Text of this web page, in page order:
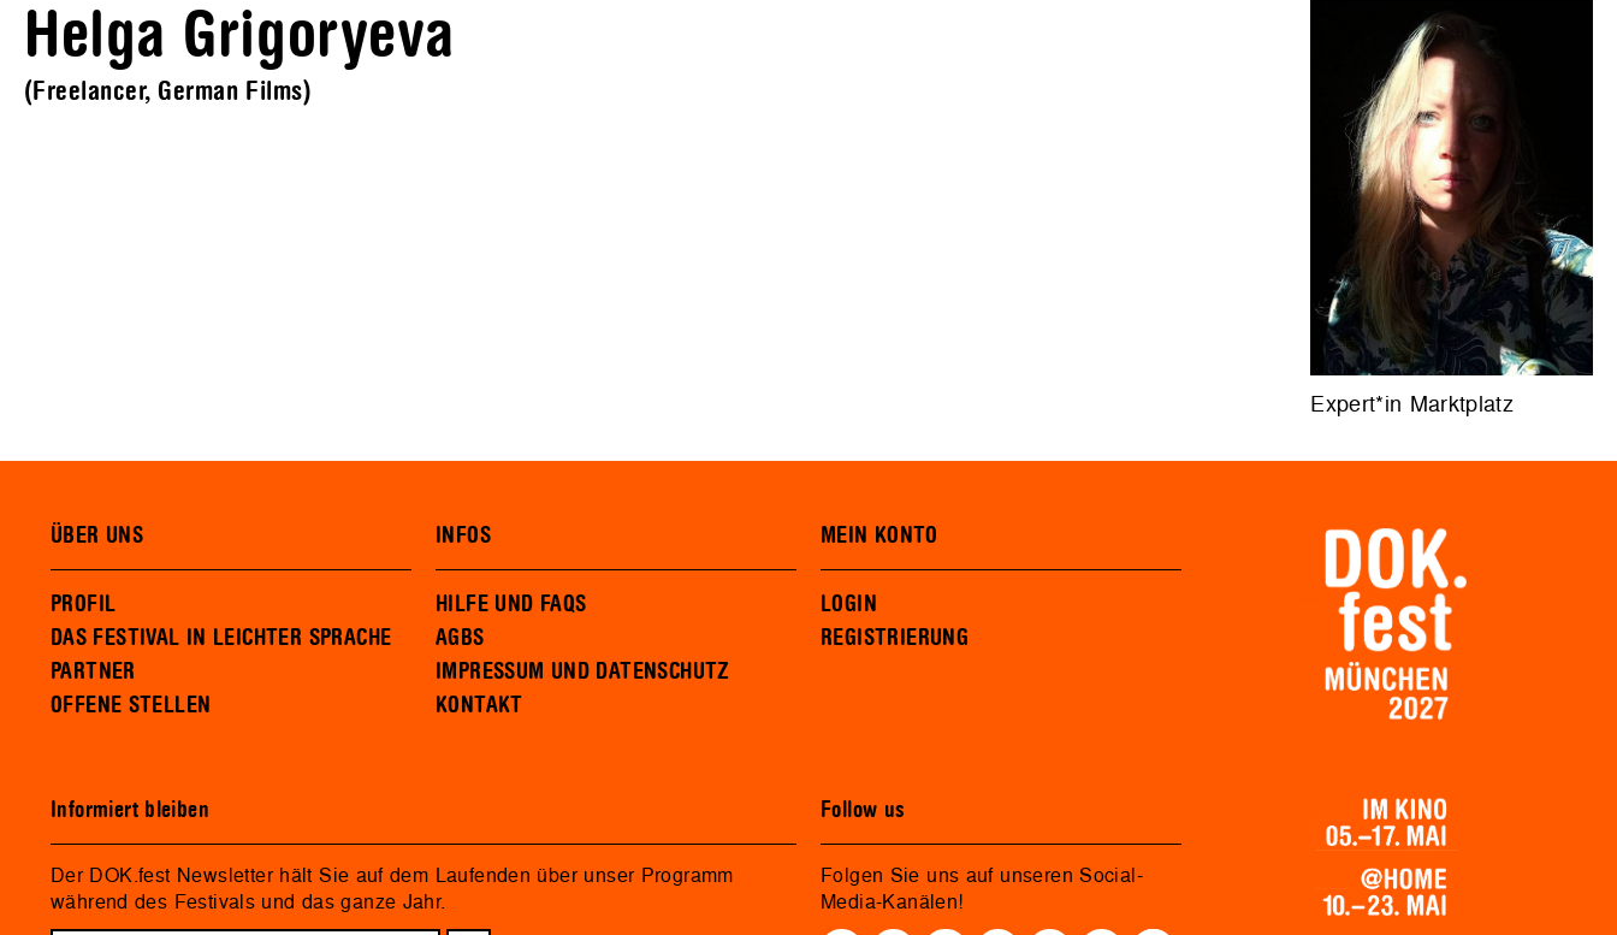
Helga Grigoryeva
(Freelancer, German Films)
Expert*in Marktplatz
ÜBER UNS
PROFIL
DAS FESTIVAL IN LEICHTER SPRACHE
PARTNER
OFFENE STELLEN
INFOS
HILFE UND FAQS
AGBS
IMPRESSUM UND DATENSCHUTZ
KONTAKT
MEIN KONTO
LOGIN
REGISTRIERUNG
Informiert bleiben
Der DOK.fest Newsletter hält Sie auf dem Laufenden über unser Programm
während des Festivals und das ganze Jahr.
Follow us
Folgen Sie uns auf unseren Social-
Media-Kanälen!